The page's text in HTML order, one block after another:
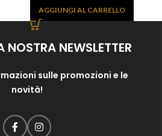
AGGIUNGI AL CARRELLO
NOSTRA NEWSLETTER
sulle promozioni e le
novità!